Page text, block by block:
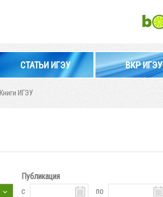
СТАТЬИ ИГЭУ ВКР ИГЭУ
Книги ИГЭУ
Публикация
с
по